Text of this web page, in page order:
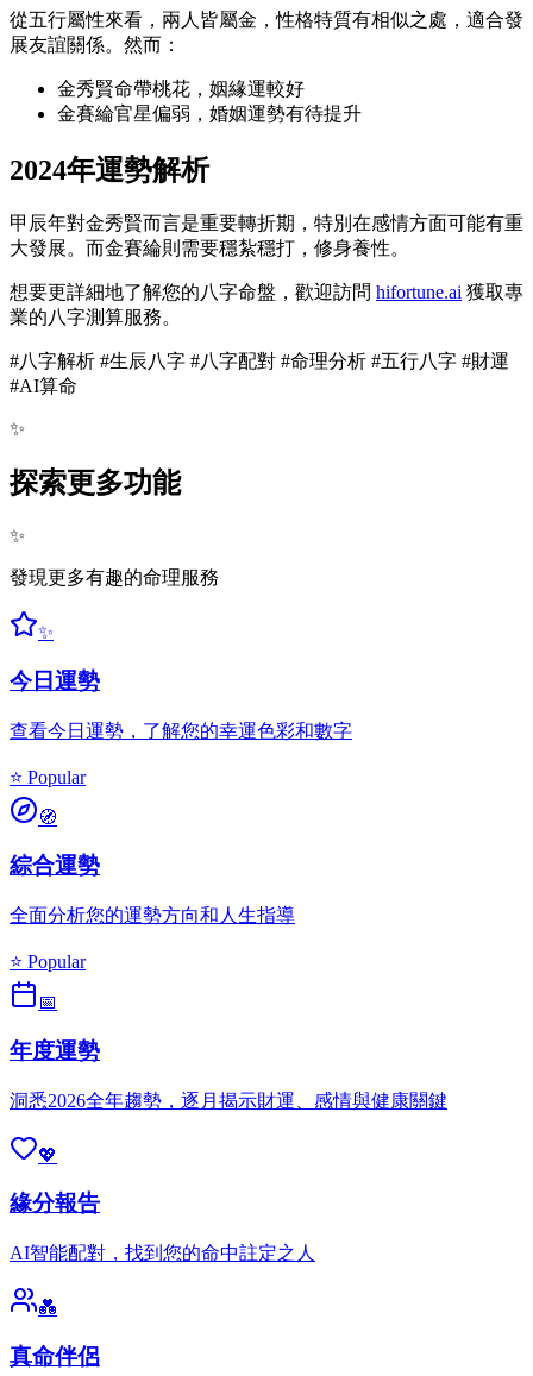
從五行屬性來看，兩人皆屬金，性格特質有相似之處，適合發
展友誼關係。然而：
金秀賢命帶桃花，姻緣運較好
金賽綸官星偏弱，婚姻運勢有待提升
2024年運勢解析
甲辰年對金秀賢而言是重要轉折期，特別在感情方面可能有重
大發展。而金賽綸則需要穩紮穩打，修身養性。
想要更詳細地了解您的八字命盤，歡迎訪問 hifortune.ai 獲取專
業的八字測算服務。
#八字解析 #生辰八字 #八字配對 #命理分析 #五行八字 #財運
#AI算命
✨
探索更多功能
✨
發現更多有趣的命理服務
✨
今日運勢
查看今日運勢，了解您的幸運色彩和數字
⭐ Popular
🧭
綜合運勢
全面分析您的運勢方向和人生指導
⭐ Popular
📅
年度運勢
洞悉2026全年趨勢，逐月揭示財運、感情與健康關鍵
💖
緣分報告
AI智能配對，找到您的命中註定之人
💑
真命伴侶